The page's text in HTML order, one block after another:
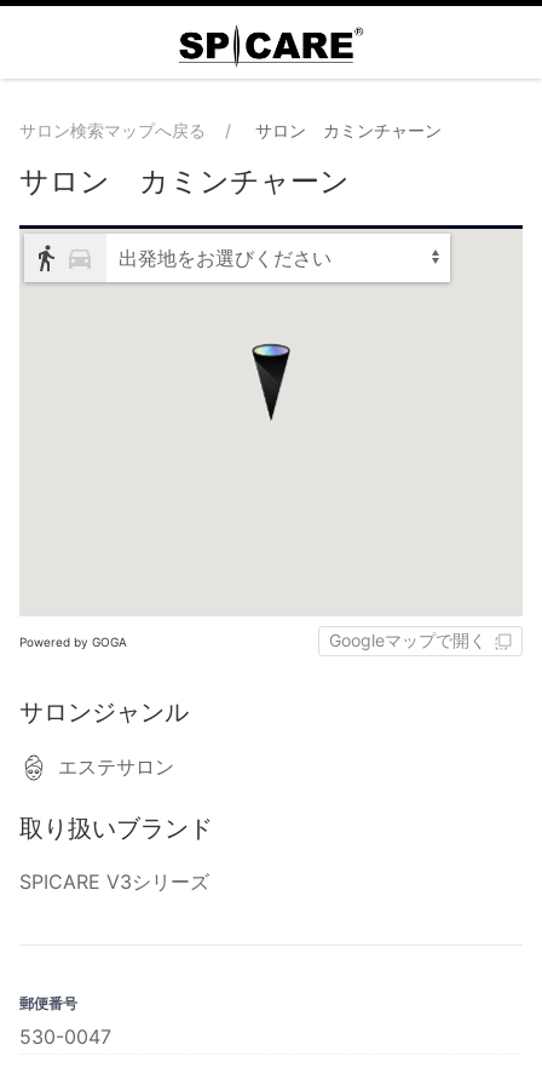
サロン検索マップへ戻る サロン カミンチャーン
サロン カミンチャーン
出発地をお選びください
Powered by GOGA Googleマップで開く
サロンジャンル
エステサロン
取り扱いブランド
SPICARE V3シリーズ
郵便番号
530-0047